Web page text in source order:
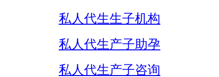
私人代生生子机构
私人代生产子助孕
私人代生产子咨询